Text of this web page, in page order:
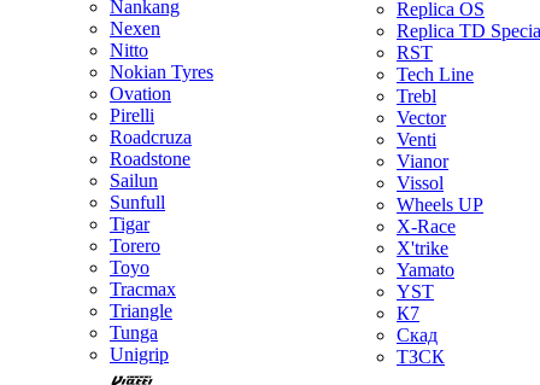
Nankang
Nexen
Nitto
Nokian Tyres
Ovation
Pirelli
Roadcruza
Roadstone
Sailun
Sunfull
Tigar
Torero
Toyo
Tracmax
Triangle
Tunga
Unigrip
Replica OS
Replica TD
RST
Tech Line
Trebl
Vector
Venti
Vianor
Vissol
Wheels UP
X-Race
X'trike
Yamato
YST
К7
Скад
ТЗСК